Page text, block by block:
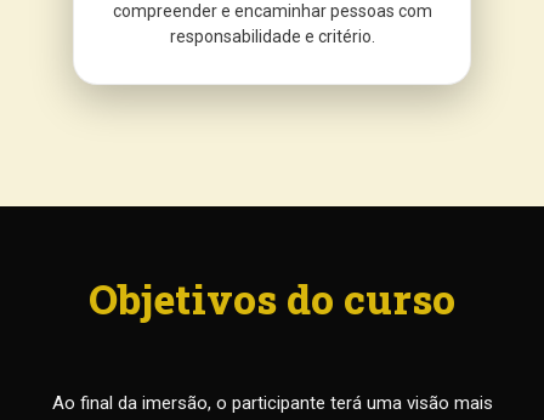
compreender e encaminhar pessoas com
responsabilidade e critério.
Objetivos do curso
Ao final da imersão, o participante terá uma visão mais